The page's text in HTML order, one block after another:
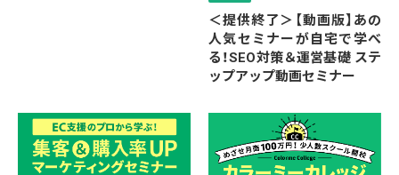
＜提供終了＞【動画版】あの
人気セミナーが自宅で学べ
る！SEO対策＆運営基礎 ステ
ップアップ動画セミナー